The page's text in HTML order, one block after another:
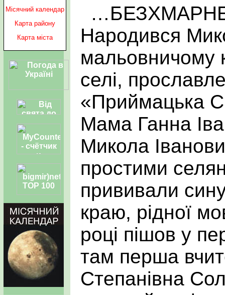
Місячний календар
Карта району
Карта міста
Народився
мальовничому
селі,
«Приймацька
Мама Ганна
Микола
простими
прививали
краю, рідної
році пішов у
там перша
Степанівна